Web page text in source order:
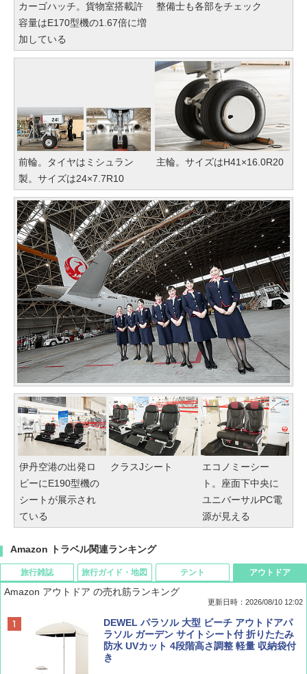
カーゴハッチ。貨物室搭載許
容量はE170型機の1.67倍に増
加している
整備士も各部をチェック
前輪。タイヤはミシュラン
製。サイズは24×7.7R10
主輪。サイズはH41×16.0R20
伊丹空港の出発ロ
ビーにE190型機の
シートが展示され
ている
クラスJシート
エコノミーシー
ト。座面下中央に
ユニバーサルPC電
源が見える
Amazon トラベル関連ランキング
旅行雑誌
BE-PAL(ビ-パル) 2026年 10 月号【特別付録:
ノルディスク 4ホール鋳鉄スキレット】
￥1,540
旅行ガイド・地図
地球の歩き方 スター・ウォーズ
￥2,695
テント
[キャンパーズコレクション 山善] ポップアッ
プテント 傘みたいに広げて畳める パッとサ
ッとサンシェード キューブ フルクローズ メ
ッシュ 簡単設置 ワンタッチテント キャンプ
アウトドア
Amazon アウトドア の売れ筋ランキング
更新日時：2026/08/10 12:02
DEWEL パラソル 大型 ビーチ アウトドアパ
ラソル ガーデン サイトシート付 折りたたみ
防水 UVカット 4段階高さ調整 軽量 収納袋付
き